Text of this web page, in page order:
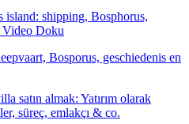
Bosporus, geschiedenis en